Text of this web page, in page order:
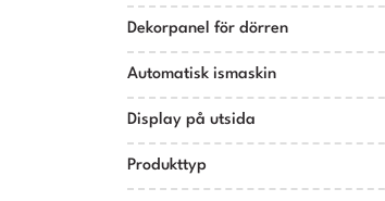
Dekorpanel för dörren
Automatisk ismaskin
Display på utsida
Produkttyp